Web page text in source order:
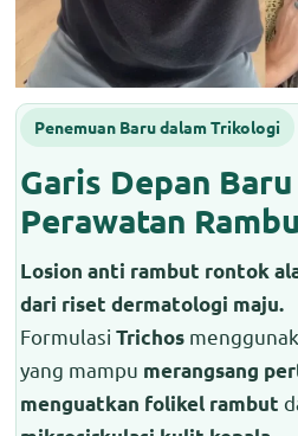
Penemuan Baru dalam Trikologi
Garis Depan
Perawatan
Losion anti rambut rontok
dari riset dermatologi maju.
Formulasi Trichos
yang mampu merangsang
menguatkan folikel rambut